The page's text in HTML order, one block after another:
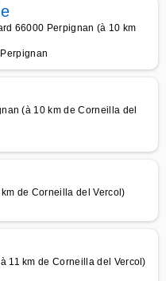
66000 Perpignan (à 10 km
(à 10 km de Corneilla del
de Corneilla del Vercol)
11 km de Corneilla del Vercol)